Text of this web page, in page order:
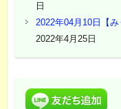
日
2022年04月10日【
2022年4月25日